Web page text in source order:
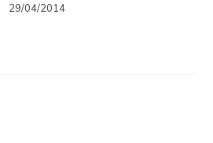
29/04/2014